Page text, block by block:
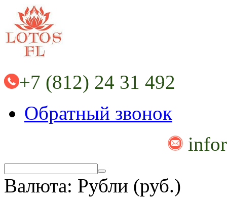
+7 (812) 24 31 492
Обратный звонок
Валюта: Рубли (руб.)